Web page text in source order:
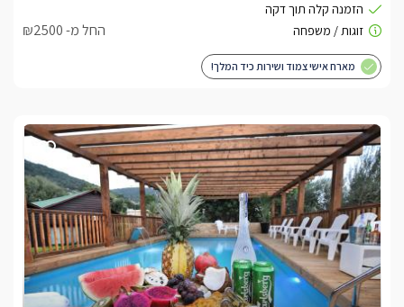
החל מ- ₪2500
מארח אישי צמוד ושירות כיד המלך!